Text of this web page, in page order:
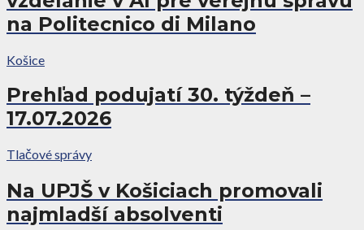
na Politecnico di Milano
Košice
Prehľad podujatí 30. týždeň –
17.07.2026
Tlačové správy
Na UPJŠ v Košiciach promovali
najmladší absolventi